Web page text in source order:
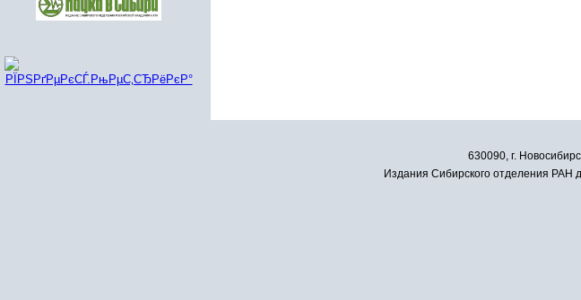
630090, г.
Издания Сибирского отделения РАН